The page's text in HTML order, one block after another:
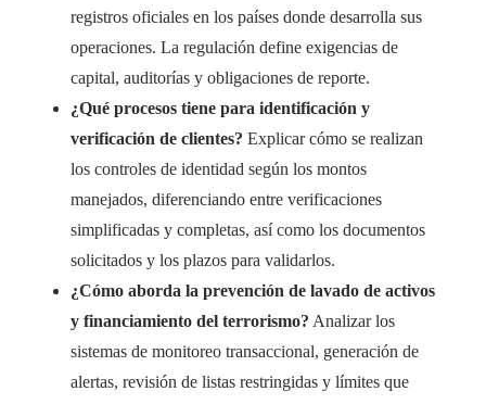
registros oficiales en los países donde desarrolla sus
operaciones. La regulación define exigencias de
capital, auditorías y obligaciones de reporte.
¿Qué procesos tiene para identificación y
verificación de clientes? Explicar cómo se realizan
los controles de identidad según los montos
manejados, diferenciando entre verificaciones
simplificadas y completas, así como los documentos
solicitados y los plazos para validarlos.
¿Cómo aborda la prevención de lavado de activos
y financiamiento del terrorismo? Analizar los
sistemas de monitoreo transaccional, generación de
alertas, revisión de listas restringidas y límites que